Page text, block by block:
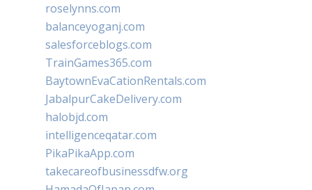
roselynns.com
balanceyoganj.com
salesforceblogs.com
TrainGames365.com
BaytownEvaCationRentals.com
JabalpurCakeDelivery.com
halobjd.com
intelligenceqatar.com
PikaPikaApp.com
takecareofbusinessdfw.org